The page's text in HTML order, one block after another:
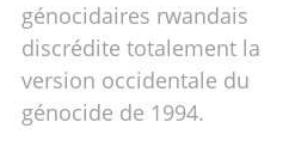
génocidaires rwandais
discrédite totalement la
version occidentale du
génocide de 1994.